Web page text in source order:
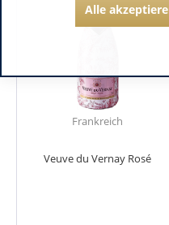
Frankreich
Veuve du Vernay Rosé
Alle